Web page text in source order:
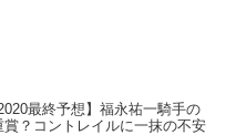
最終予想】福永祐一騎手の
賞？コントレイルに一抹の不安